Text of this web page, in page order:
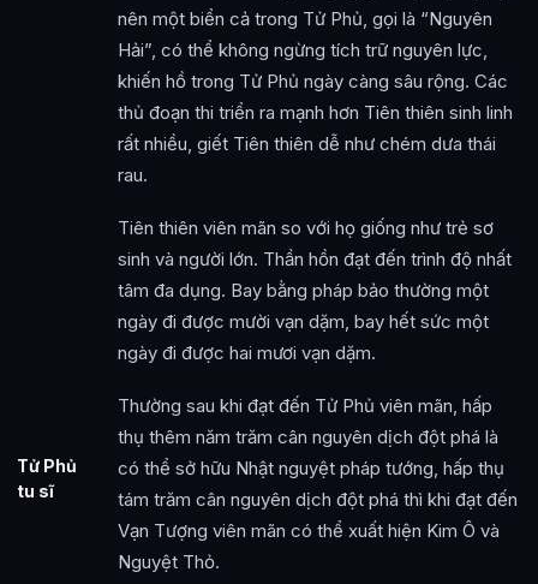
Tử Phủ
tu sĩ
nên một biển cả trong Tử Phủ, gọi là “Nguyên
Hải”, có thể không ngừng tích trữ nguyên lực,
khiến hồ trong Tử Phủ ngày càng sâu rộng. Các
thủ đoạn thi triển ra mạnh hơn Tiên thiên sinh linh
rất nhiều, giết Tiên thiên dễ như chém dưa thái
rau.
Tiên thiên viên mãn so với họ giống như trẻ sơ
sinh và người lớn. Thần hồn đạt đến trình độ nhất
tâm đa dụng. Bay bằng pháp bảo thường một
ngày đi được mười vạn dặm, bay hết sức một
ngày đi được hai mươi vạn dặm.
Thường sau khi đạt đến Tử Phủ viên mãn, hấp
thụ thêm năm trăm cân nguyên dịch đột phá là
có thể sở hữu Nhật nguyệt pháp tướng, hấp thụ
tám trăm cân nguyên dịch đột phá thì khi đạt đến
Vạn Tượng viên mãn có thể xuất hiện Kim Ô và
Nguyệt Thỏ.